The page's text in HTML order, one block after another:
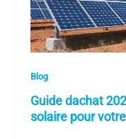
Blog
Guide dachat
solaire pour